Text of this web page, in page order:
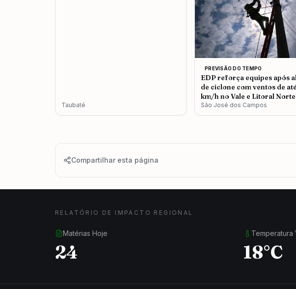
Taubaté
PREVISÃO DO TEMPO
EDP reforça equipes após
de ciclone com ventos de
km/h no Vale e Litoral Norte
São José dos Campos
Compartilhar esta página
RELATÓRIO DE IMPACTO REGIONAL
Matérias Hoje
24
Temperatura
18°C